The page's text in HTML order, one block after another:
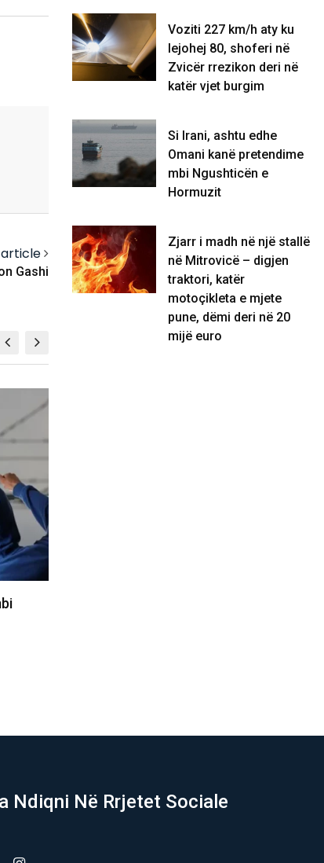
Gashi
80,
Voziti 227 km/h aty ku
lejohej 80, shoferi në
Zvicër rrezikon deri në
katër vjet burgim
Si Irani, ashtu edhe
Omani kanë pretendime
mbi Ngushticën e
Hormuzit
Zjarr i madh në një stallë
në Mitrovicë – digjen
traktori, katër
motoçikleta e mjete
pune, dëmi deri në 20
mijë euro
Ndiqni Në Rrjetet Sociale